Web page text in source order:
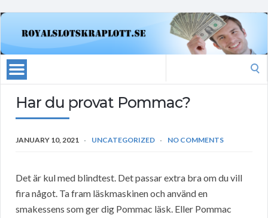
Har du provat Pommac?
JANUARY 10, 2021 UNCATEGORIZED NO COMMENTS
Det är kul med blindtest. Det passar extra bra om du vill
fira något. Ta fram läskmaskinen och använd en
smakessens som ger dig Pommac läsk. Eller Pommac